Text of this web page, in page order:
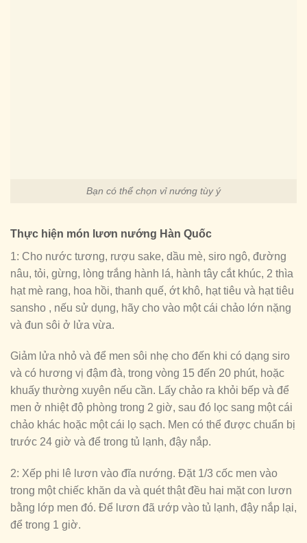
Bạn có thể chọn vỉ nướng tùy ý
Thực hiện món lươn nướng Hàn Quốc
1: Cho nước tương, rượu sake, dầu mè, siro ngô, đường
nâu, tỏi, gừng, lòng trắng hành lá, hành tây cắt khúc, 2 thìa
hạt mè rang, hoa hồi, thanh quế, ớt khô, hạt tiêu và hạt tiêu
sansho , nếu sử dụng, hãy cho vào một cái chảo lớn nặng
và đun sôi ở lửa vừa.
Giảm lửa nhỏ và để men sôi nhẹ cho đến khi có dạng siro
và có hương vị đậm đà, trong vòng 15 đến 20 phút, hoặc
khuấy thường xuyên nếu cần. Lấy chảo ra khỏi bếp và để
men ở nhiệt độ phòng trong 2 giờ, sau đó lọc sang một cái
chảo khác hoặc một cái lọ sạch. Men có thể được chuẩn bị
trước 24 giờ và để trong tủ lạnh, đậy nắp.
2: Xếp phi lê lươn vào đĩa nướng. Đặt 1/3 cốc men vào
trong một chiếc khăn da và quét thật đều hai mặt con lươn
bằng lớp men đó. Để lươn đã ướp vào tủ lạnh, đậy nắp lại,
để trong 1 giờ.